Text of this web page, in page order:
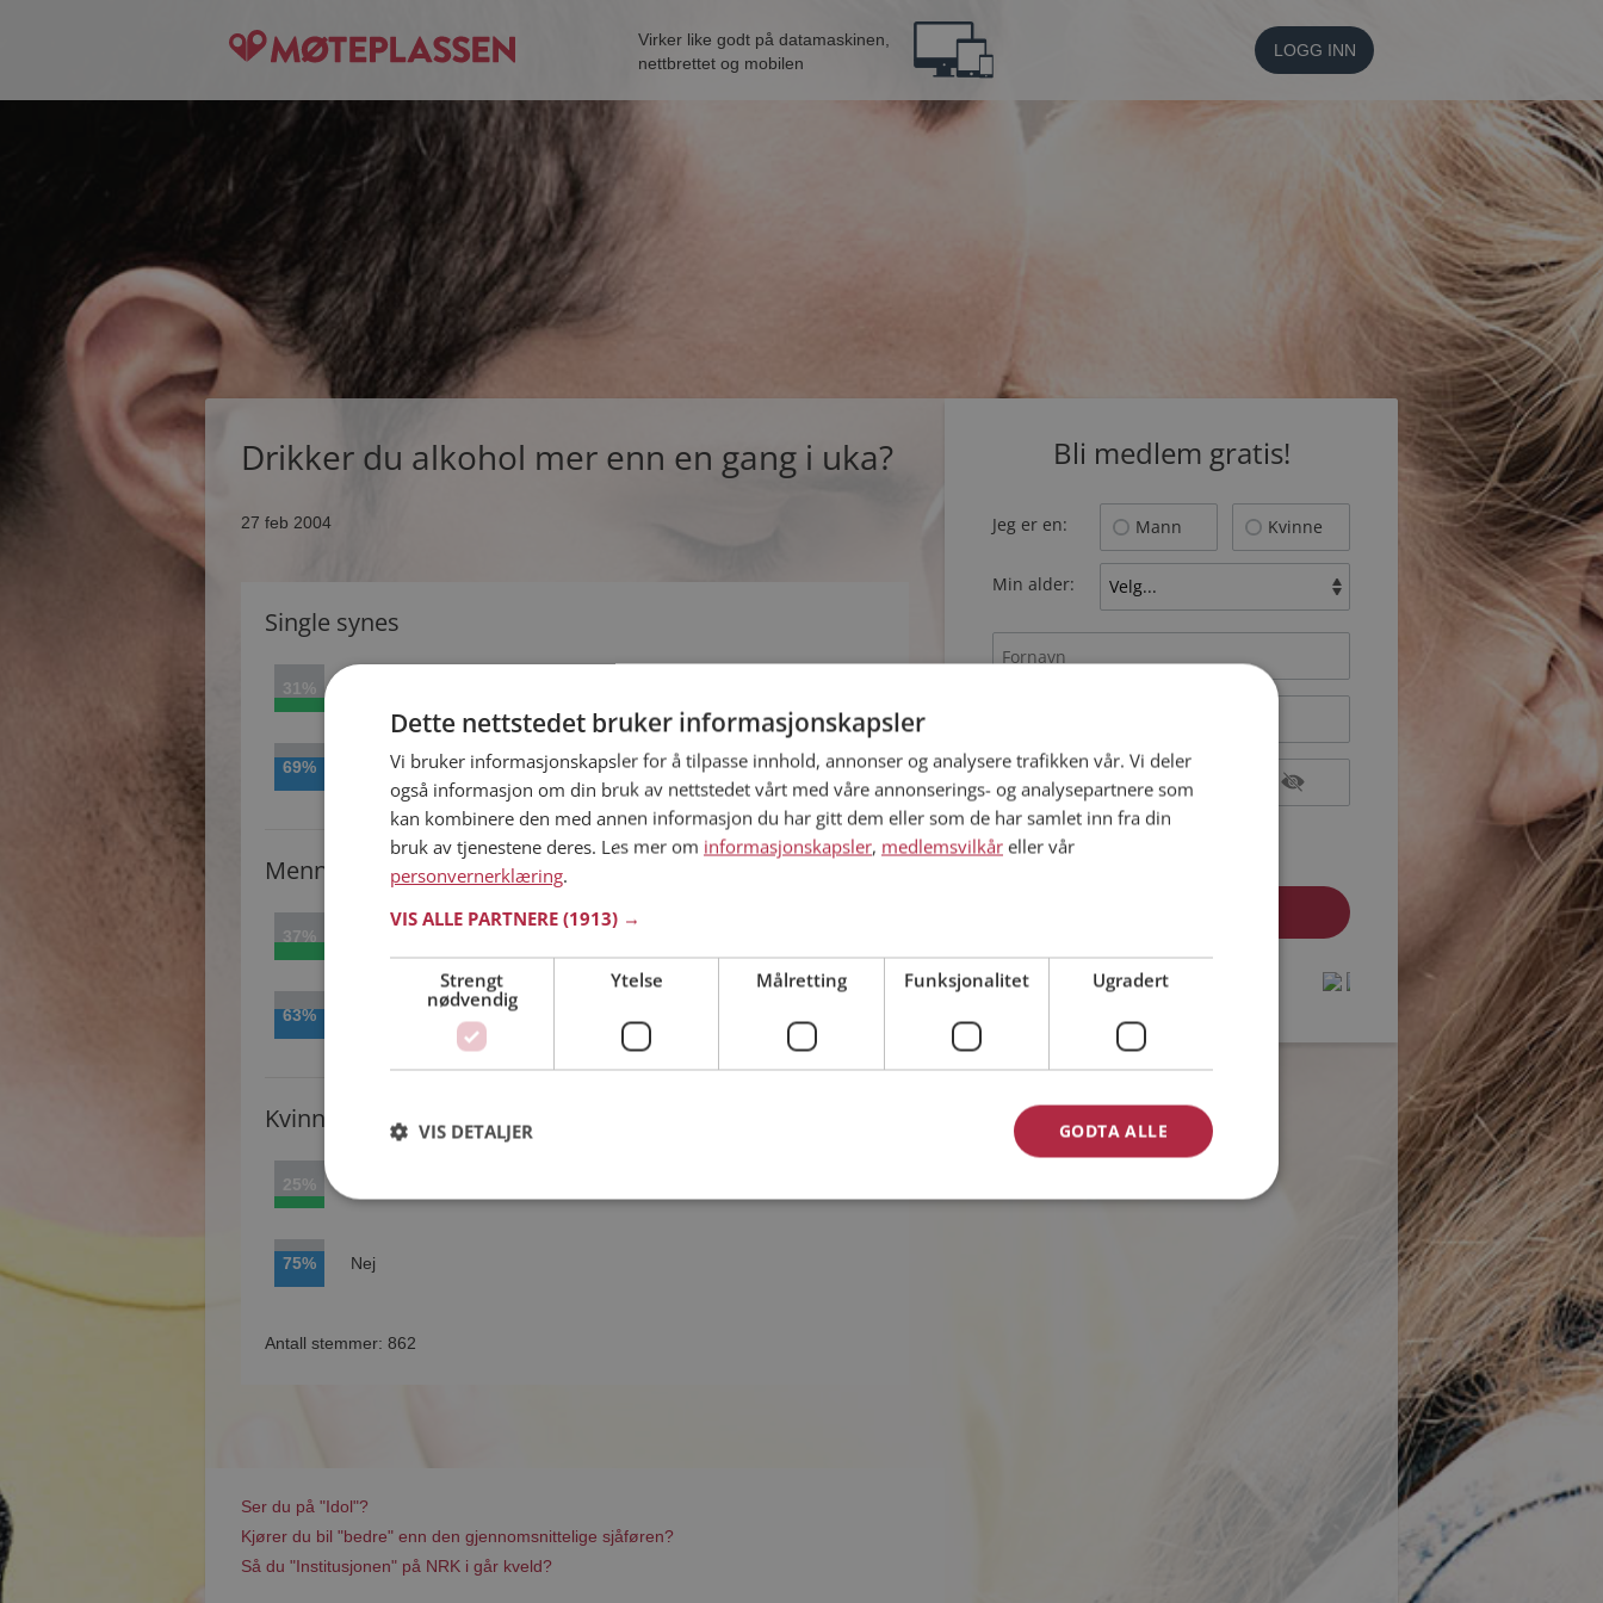
Virker like godt på datamaskinen,
nettbrettet og mobilen
LOGG INN
Drikker du alkohol mer enn en gang i uka?
27 feb 2004
Single synes
31%
69%
Menn synes
37%
63%
Kvinner synes
25%
75% Nej
Antall stemmer: 862
Ser du på "Idol"?
Kjører du bil "bedre" enn den gjennomsnittelige sjåføren?
Så du "Institusjonen" på NRK i går kveld?
Bli medlem gratis!
Jeg er en: Mann Kvinne
Min alder:
Jeg aksepterer Medlemsvilkårene
Jeg aksepterer
Allerede medlem? Logg inn her »
protected byreCAPTCHA
- Terms
protected byreCAPTCHA
- Terms
Dette nettstedet bruker informasjonskapsler
Vi bruker informasjonskapsler for å tilpasse innhold, annonser og analysere trafikken vår. Vi deler
også informasjon om din bruk av nettstedet vårt med våre annonserings- og analysepartnere som
kan kombinere den med annen informasjon du har gitt dem eller som de har samlet inn fra din
bruk av tjenestene deres. Les mer om informasjonskapsler, medlemsvilkår eller vår
personvernerklæring.
VIS ALLE PARTNERE (1913) →
Strengt
nødvendig
Ytelse Målretting Funksjonalitet Ugradert
GODTA ALLE
VIS DETALJER